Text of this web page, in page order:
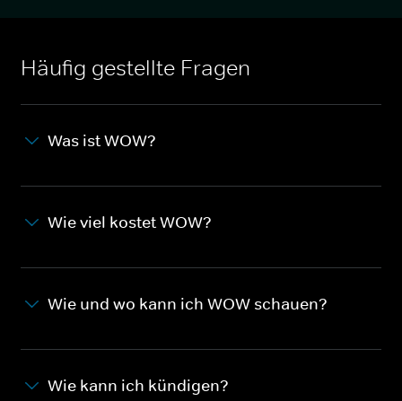
Häufig gestellte Fragen
Was ist WOW?
Wie viel kostet WOW?
Wie und wo kann ich WOW schauen?
Wie kann ich kündigen?